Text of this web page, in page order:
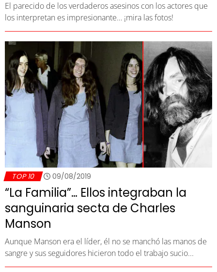
El parecido de los verdaderos asesinos con los actores que
los interpretan es impresionante… ¡mira las fotos!
TOP 10 09/08/2019
“La Familia”… Ellos integraban la
sanguinaria secta de Charles
Manson
Aunque Manson era el líder, él no se manchó las manos de
sangre y sus seguidores hicieron todo el trabajo sucio...